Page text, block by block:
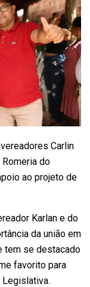
Carlin
Romeria do
ao projeto de
Karlan e do
da união em
tem se destacado
favorito para
Legislativa.